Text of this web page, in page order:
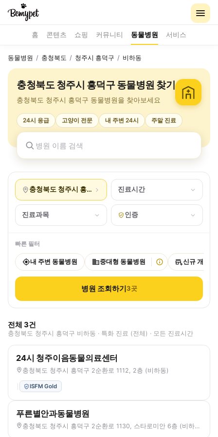
홈 콘텐츠 쇼핑 커뮤니티 동물병원 서비스
동물병원 / 충청북도 / 청주시 흥덕구 / 비하동
충청북도 청주시 흥덕구 동물병원 찾기
충청북도 청주시 흥덕구 동물병원을 찾아보세요
24시 응급 고양이 전문 내 주변 24시 주말 진료
충청북도 청주시 흥덕구 비하동진료시간
진료과목 인증
빠른 필터
내 주변 동물병원 중대형 동물병원 신규 개원
병원 조회하기3곳
전체 3건
충청북도 청주시 흥덕구 비하동 · 특화 진료 (전체) · 모든 진료시간
24시 청주이음동물의료센터
충청북도 청주시 흥덕구 2순환로 1112, 2층 (비하동)
ISFM Gold
푸른별안과동물병원
충청북도 청주시 흥덕구 2순환로 1130, 스타로미안 6층 (비하동)